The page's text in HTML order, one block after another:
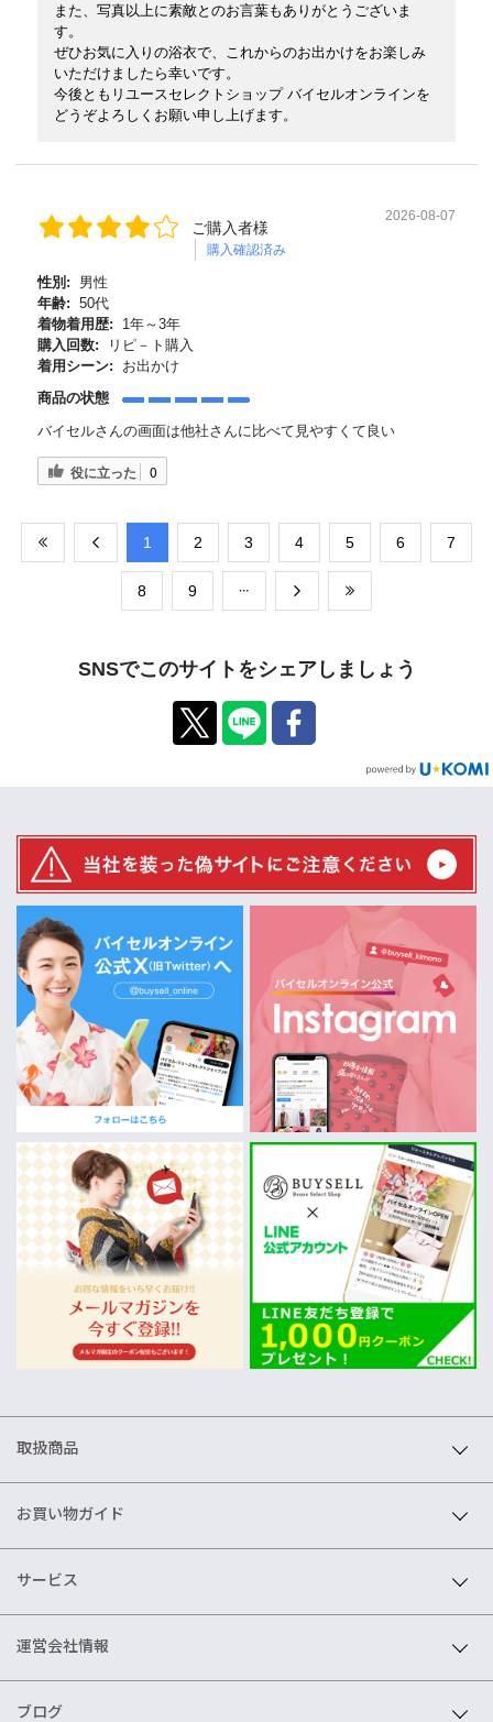
また、写真以上に素敵とのお言葉もありがとうございま
す。
ぜひお気に入りの浴衣で、これからのお出かけをお楽しみ
いただけましたら幸いです。
今後ともリユースセレクトショップ バイセルオンラインを
どうぞよろしくお願い申し上げます。
ご購入者様
購入確認済み
2026-08-07
性別:
男性
年齢: 50代
着物着用歴:
1年～3年
購入回数:
リピ－ト購入
着用シーン:
お出かけ
商品の状態
バイセルさんの画面は他社さんに比べて見やすくて良い
役に立った 0
​1 ​2 ​3 ​4 ​5 ​6 ​7
​8 ​9
SNSでこのサイトをシェアしましょう
取扱商品
お買い物ガイド
サービス
運営会社情報
ブログ